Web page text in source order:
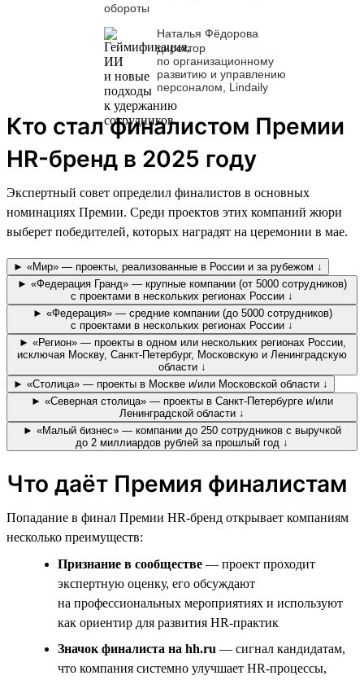
обороты
Наталья Фёдорова
директор
по организационному
развитию и управлению
персоналом, Lindaily
Кто стал финалистом Премии
HR-бренд в 2025 году
Экспертный совет определил финалистов в основных
номинациях Премии. Среди проектов этих компаний жюри
выберет победителей, которых наградят на церемонии в мае.
► «Мир» — проекты, реализованные в России и за рубежом ↓
► «Федерация Гранд» — крупные компании (от 5000 сотрудников)
с проектами в нескольких регионах России ↓
► «Федерация» — средние компании (до 5000 сотрудников)
с проектами в нескольких регионах России ↓
► «Регион» — проекты в одном или нескольких регионах России,
исключая Москву, Санкт-Петербург, Московскую и Ленинградскую
области ↓
► «Столица» — проекты в Москве и/или Московской области ↓
► «Северная столица» — проекты в Санкт-Петербурге и/или
Ленинградской области ↓
► «Малый бизнес» — компании до 250 сотрудников с выручкой
до 2 миллиардов рублей за прошлый год ↓
Что даёт Премия финалистам
Попадание в финал Премии HR-бренд открывает компаниям
несколько преимуществ:
Признание в сообществе — проект проходит
экспертную оценку, его обсуждают
на профессиональных мероприятиях и используют
как ориентир для развития HR-практик
Значок финалиста на hh.ru — сигнал кандидатам,
что компания системно улучшает HR-процессы,